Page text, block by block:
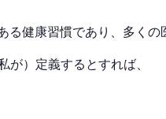
健康習慣であり、多くの
が）定義するとすれば、